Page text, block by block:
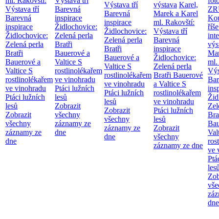
Výstava tří
Barevná
inspirace
Židlochovice:
Zelená perla
Bratři
Bauerové a
Valtice S
rostlinolékařem
ve vinohradu
Ptáci lužních
lesů
Zobrazit
všechny
záznamy ze
dne
Barevná
inspirace
Židlochovice:
Zelená perla
Bratři
Bauerové a
Valtice S
rostlinolékařem
ve vinohradu
Ptáci lužních
lesů
Zobrazit
všechny
záznamy ze
dne
Výstava tří
Barevná
inspirace
Židlochovice:
Zelená perla
Bratři
Bauerové a
Valtice S
rostlinolékařem
ve vinohradu
Ptáci lužních
lesů
Zobrazit
všechny
záznamy ze
dne
výstava Karel,
Marek a Karel
ml. Rakovští:
Výstava tří
Barevná
inspirace
Židlochovice:
Zelená perla
Bratři Bauerové
a Valtice S
rostlinolékařem
ve vinohradu
Ptáci lužních
lesů
Zobrazit
všechny
záznamy ze dne
ml.
ve
dne